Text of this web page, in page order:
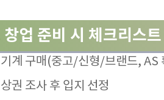
창업 준비 시 체크리스트
기계 구매(중고/신형/브랜드, AS
상권 조사 후 입지 선정